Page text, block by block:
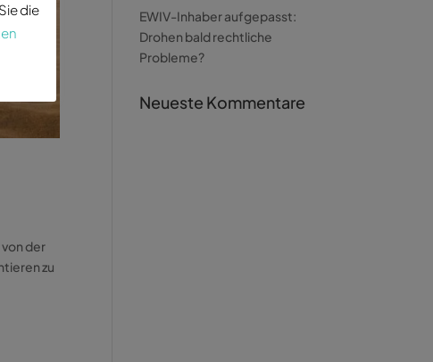
der
zu
EWIV-Inhaber aufgepasst:
Drohen bald rechtliche
Probleme?
Neueste Kommentare
die